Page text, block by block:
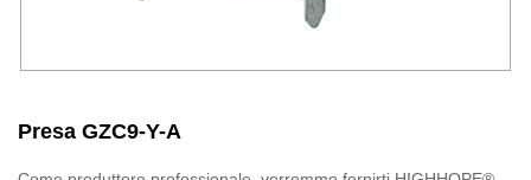
Presa GZC9-Y-A